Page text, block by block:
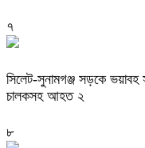
৭
সিলেট-সুনামগঞ্জ সড়কে ভয়াবহ
চালকসহ আহত ২
৮